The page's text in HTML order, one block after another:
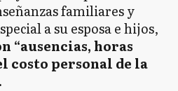
familiares y
a su esposa e hijos,
“ausencias, horas
costo personal de la
.